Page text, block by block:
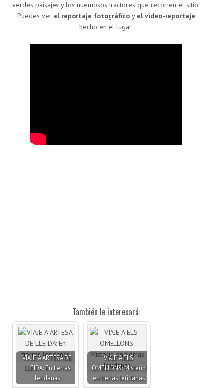
verdes paisajes y los nuemosos tractores que recorren el sitio.
Puedes ver el reportaje fotográficoy el video-reportaje
hecho en el lugar.
También le interesará:
VIAJE A ARTESA DE
LLEIDA: En tierras
leridanas
VIAJE A ELS
OMELLONS: Misterio
en tierras leridanas